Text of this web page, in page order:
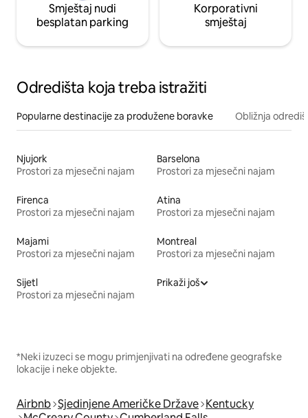
Smještaj nudi
besplatan parking
Korporativni
smještaj
Odredišta koja treba istražiti
Popularne destinacije za produžene boravke Obližnja
Njujork
Prostori za mjesečni najam
Barselona
Prostori za mjesečni najam
Firenca
Prostori za mjesečni najam
Atina
Prostori za mjesečni najam
Majami
Prostori za mjesečni najam
Montreal
Prostori za mjesečni najam
Sijetl
Prostori za mjesečni najam
Prikaži još
*Neki izuzeci se mogu primjenjivati na određene geografske
lokacije i neke objekte.
Airbnb Sjedinjene Američke Države Kentucky